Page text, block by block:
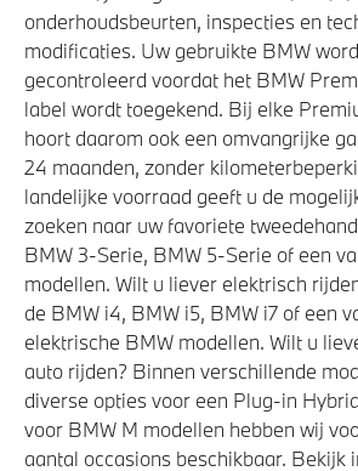
Alarmsysteem klasse 3 (VbV/SCM)
Driving Assistant Professional
Draadloos oplaadstation
Automatisch dimmende binnen- en
bestuurderzijde
Comfort Access
Verwarmde stoelen voor en achter
Aandrijving en onderstel
Adaptief onderstel met luchtvering
achteras
onderhoudsbeurten, inspecties en
modificaties. Uw gebruikte BMW
gecontroleerd voordat het BMW
label wordt toegekend. Bij elke
hoort daarom ook een omvangrijke
24 maanden, zonder
landelijke voorraad geeft u de
zoeken naar uw favoriete
BMW 3-Serie, BMW 5-Serie of een
modellen. Wilt u liever elektrisch
de BMW i4, BMW i5, BMW i7 of een
elektrische BMW modellen. Wilt u
auto rijden? Binnen verschillende
diverse opties voor een Plug-in
voor BMW M modellen hebben wij
aantal occasions beschikbaar. Bekijk